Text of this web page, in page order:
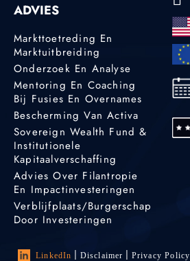
ADVIES
Markttoetreding En
Marktuitbreiding
Onderzoek En Analyse
Mentoring En Coaching
Bij Fusies En Overnames
Bescherming Van Activa
Sovereign Wealth Fund &
Institutionele
Kapitaalverschaffing
Advies Over Filantropie
En Impactinvesteringen
Verblijfplaats/burgerschap
Door Investeringen
LinkedIn Disclaimer Privacy Policy